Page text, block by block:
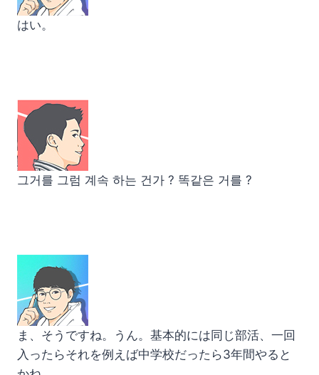
はい。
그거를 그럼 계속 하는 건가 ? 똑같은 거를 ?
ま、そうですね。うん。基本的には同じ部活、一回
入ったらそれを例えば中学校だったら3年間やると